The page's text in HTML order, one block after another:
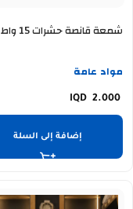
شمعة قانصة حشرات 15 واط STAR
مواد عامة
2.000
إضافة إلى السلة